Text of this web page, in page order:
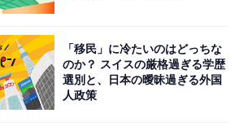
「移民」に冷たいのはどっちな
のか？ スイスの厳格過ぎる学歴
選別と、日本の曖昧過ぎる外国
人政策